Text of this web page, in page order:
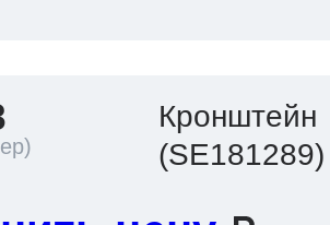
Кронштейн
(SE181289)